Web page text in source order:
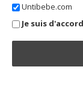
Untibebe.com
Je suis